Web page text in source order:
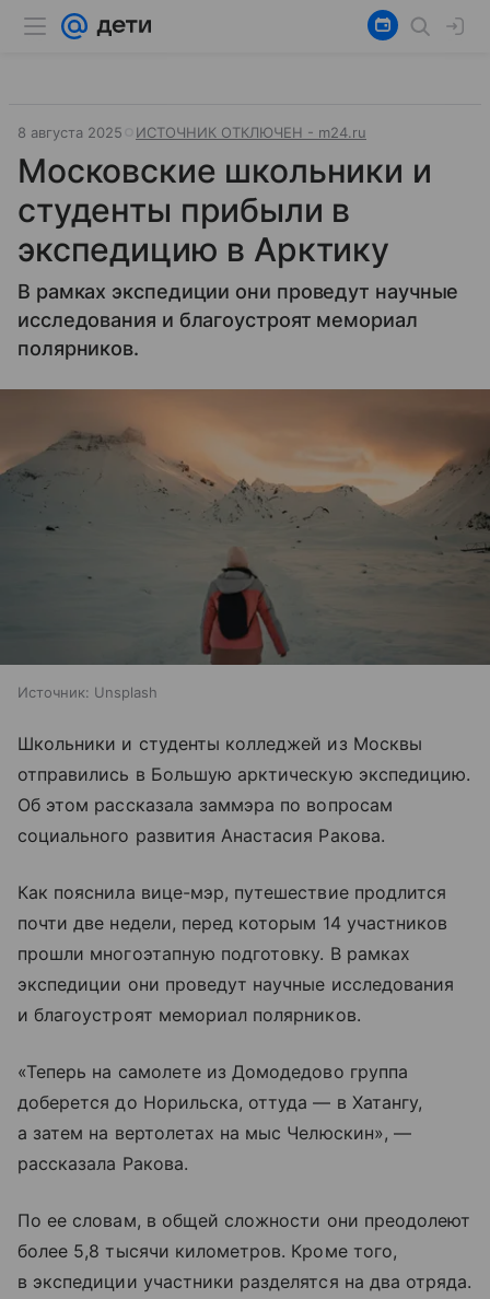
8 августа 2025 ИСТОЧНИК ОТКЛЮЧЕН - m24.ru
Московские школьники и
студенты прибыли в
экспедицию в Арктику
В рамках экспедиции они проведут научные
исследования и благоустроят мемориал
полярников.
Источник: Unsplash
Школьники и студенты колледжей из Москвы
отправились в Большую арктическую экспедицию.
Об этом рассказала заммэра по вопросам
социального развития Анастасия Ракова.
Как пояснила вице-мэр, путешествие продлится
почти две недели, перед которым 14 участников
прошли многоэтапную подготовку. В рамках
экспедиции они проведут научные исследования
и благоустроят мемориал полярников.
«Теперь на самолете из Домодедово группа
доберется до Норильска, оттуда — в Хатангу,
а затем на вертолетах на мыс Челюскин», —
рассказала Ракова.
По ее словам, в общей сложности они преодолеют
более 5,8 тысячи километров. Кроме того,
в экспедиции участники разделятся на два отряда.